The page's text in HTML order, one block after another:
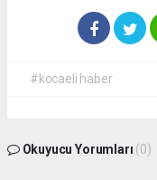
#kocaeli haber
Okuyucu Yorumları (0)